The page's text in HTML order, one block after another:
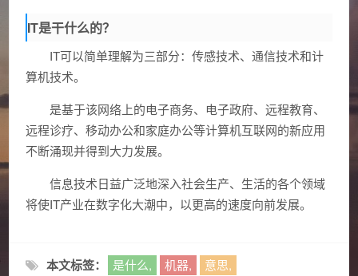
IT是干什么的？
IT可以简单理解为三部分：传感技术、通信技术和计
算机技术。
是基于该网络上的电子商务、电子政府、远程教育、
远程诊疗、移动办公和家庭办公等计算机互联网的新应用
不断涌现并得到大力发展。
信息技术日益广泛地深入社会生产、生活的各个领域
将使IT产业在数字化大潮中，以更高的速度向前发展。
本文标签： 是什么, 机器, 意思,